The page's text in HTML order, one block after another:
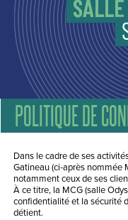
POLITIQUE DE
Dans le cadre de ses
Gatineau (ci-après nommée
notamment ceux de ses
À ce titre, la MCG (salle
confidentialité et la sécurité
détient.